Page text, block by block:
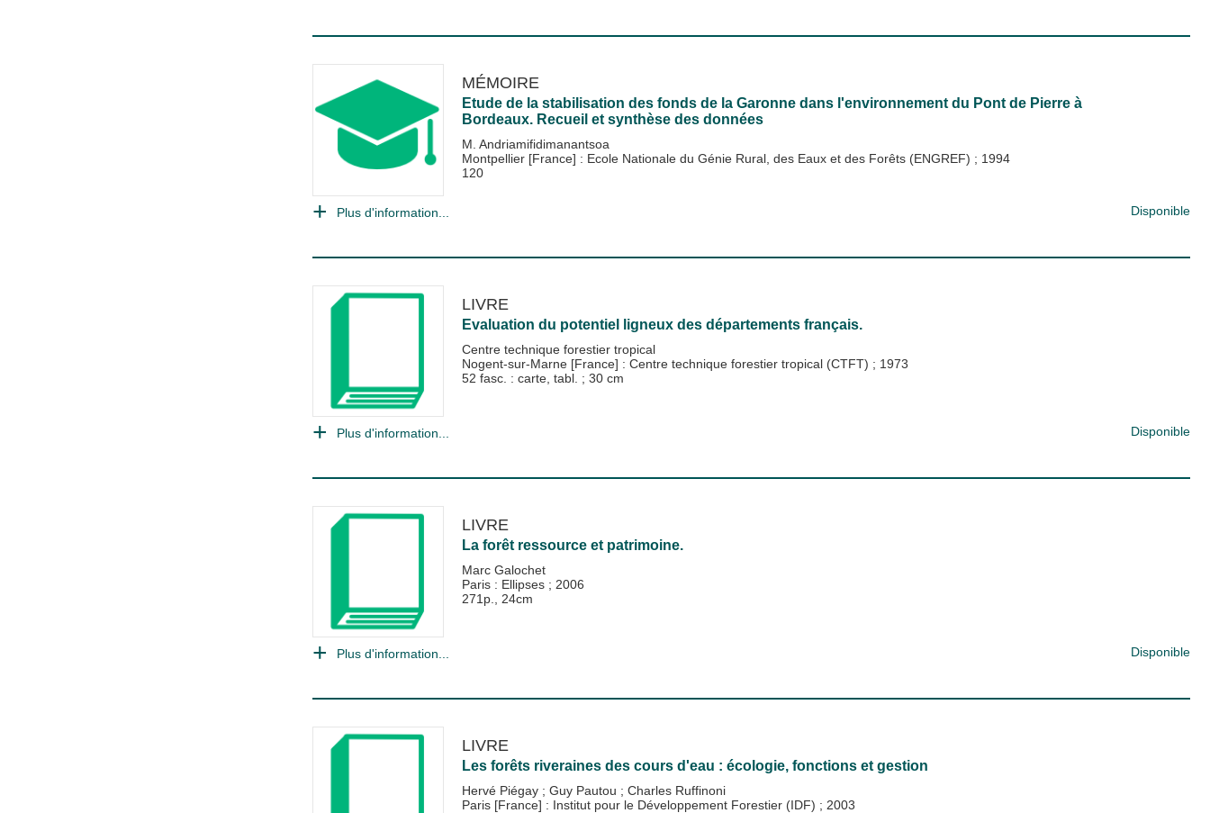
MÉMOIRE
Etude de la stabilisation des fonds de la Garonne dans l'environnement du Pont de Pierre à
Bordeaux. Recueil et synthèse des données
M. Andriamifidimanantsoa
Montpellier [France] : Ecole Nationale du Génie Rural, des Eaux et des Forêts (ENGREF) ; 1994
120
Plus d'information... Disponible
LIVRE
Evaluation du potentiel ligneux des départements français.
Centre technique forestier tropical
Nogent-sur-Marne [France] : Centre technique forestier tropical (CTFT) ; 1973
52 fasc. : carte, tabl. ; 30 cm
Plus d'information... Disponible
LIVRE
La forêt ressource et patrimoine.
Marc Galochet
Paris : Ellipses ; 2006
271p., 24cm
Plus d'information... Disponible
LIVRE
Les forêts riveraines des cours d'eau : écologie, fonctions et gestion
Hervé Piégay ; Guy Pautou ; Charles Ruffinoni
Paris [France] : Institut pour le Développement Forestier (IDF) ; 2003